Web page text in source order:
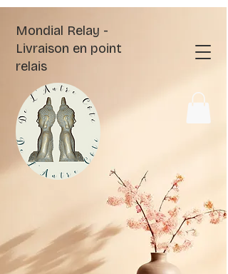
Mondial Relay -
Livraison en point
relais